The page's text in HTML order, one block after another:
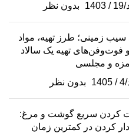
بدون نظر
سیب زمینی؛ طرز تهیه، مواد
فوت‌وفن‌های تهیه یک سالاد
و مجلسی
بدون نظر
کردن سریع گوشت و مرغ:
کردن در کمترین زمان